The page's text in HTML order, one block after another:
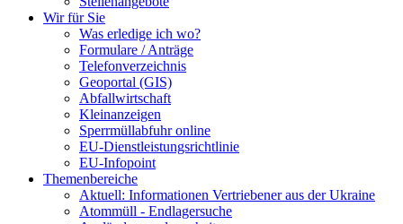
Wir für Sie
Was erledige ich wo?
Formulare / Anträge
Telefonverzeichnis
Geoportal (GIS)
Abfallwirtschaft
Kleinanzeigen
Sperrmüllabfuhr online
EU-Dienstleistungsrichtlinie
EU-Infopoint
Themenbereiche
Aktuell: Informationen Vertriebener aus der Ukraine
Atommüll - Endlagersuche